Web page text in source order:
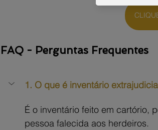
FAQ - Perguntas Frequentes
1. O que é inventário
É o inventário feito em cartório,
pessoa falecida aos herdeiros.